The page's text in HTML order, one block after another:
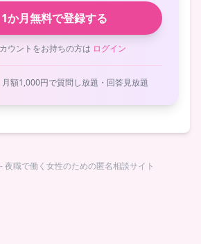
か月無料で登録する
ウントをお持ちの方は ログイン
額1,000円で質問し放題・回答見放題
職で働く女性のための匿名相談サイト